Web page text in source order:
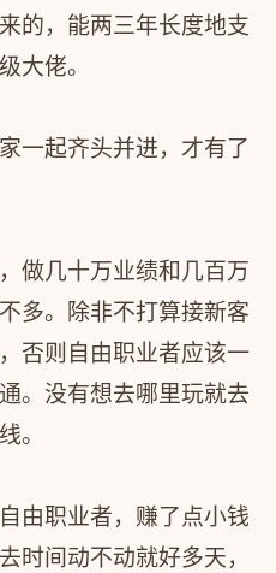
的，能两三年长度地支
大佬。
一起齐头并进，才有了
做几十万业绩和几百万
多。除非不打算接新客
否则自由职业者应该一
。没有想去哪里玩就去
。
由职业者，赚了点小钱
时间动不动就好多天，